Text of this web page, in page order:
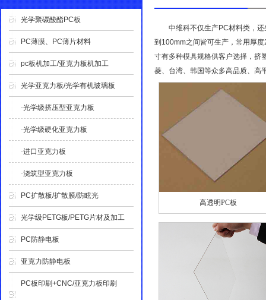
光学聚碳酸酯PC板
PC薄膜、PC薄片材料
pc板机加工/亚克力板机加工
光学亚克力板/光学有机玻璃板
·光学级挤压型亚克力板
·光学级硬化亚克力板
·进口亚克力板
·浇筑型亚克力板
PC扩散板/扩散膜/防眩光
光学级PETG板/PETG片材及加工
PC防静电板
亚克力防静电板
PC板印刷+CNC/亚克力板印刷
中维科不仅生产PC材料类，还
到100mm之间皆可生产，常用厚
寸有多种模具规格供客户选择，挤
菱、台湾、韩国等众多高品质、高
高透明PC板